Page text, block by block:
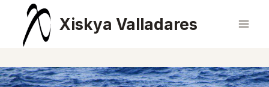
Saltar
contenido
Xiskya Valladares